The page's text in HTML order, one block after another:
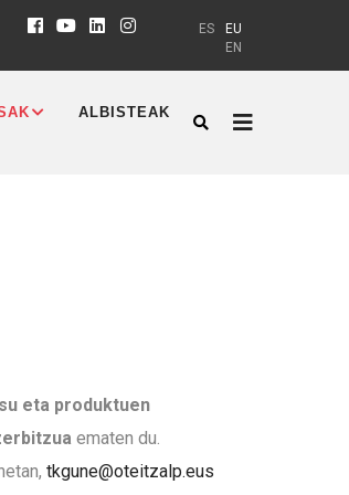
EU
ES
EN
ALBISTEAK
eta produktuen
ematen du.
tkgune@oteitzalp.eus